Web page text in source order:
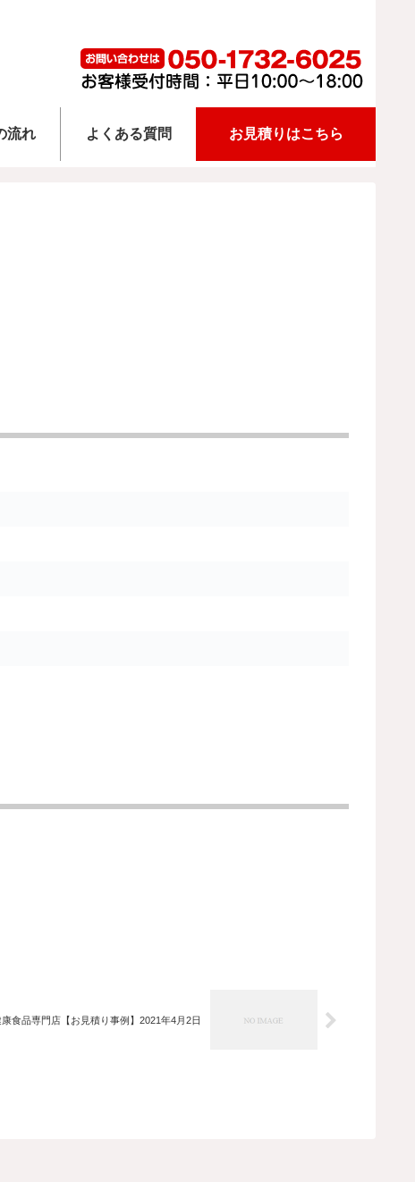
流れ よくある質問 お見積りはこちら
康食品専門店【お見積り事例】2021年4月2日